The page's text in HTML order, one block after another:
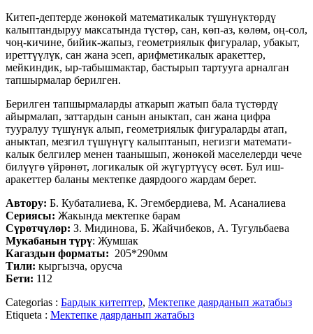
Китеп-дептерде жөнөкөй математикалык түшүнүктөрдү
калыптандыруу максатында түстөр, сан, көп-аз, көлөм, оң-сол,
чоң-кичине, бийик-жапыз, гео­метриялык фигуралар, убакыт,
иреттүүлүк, сан жана эсеп, арифметикалык ара­кеттер,
мейкиндик, ыр-табышмактар, бастырып тартууга арналган
тапшырма­лар берилген.
Берилген тапшырмаларды аткарып жатып бала түстөрдү
айырмалап, зат­тардын санын аныктап, сан жана цифра
тууралуу түшүнүк алып, геометриялык фигураларды атап,
аныктап, мезгил түшүнүгү калыптанып, негизги математи­
калык белгилер менен таанышып, жөнөкөй маселелерди чече
билүүгө үйрөнөт, логикалык ой жүгүртүүсү өсөт. Бул иш-
аракеттер баланы мектепке даярдоого жардам берет.
Автору: Б. Кубаталиева, К. Эгембердиева, М. Асаналиева
Сериясы: Жакында мектепке барам
Сүрөтчүлөр: З. Мидинова, Б. Жайчибеков, А. Тугульбаева
Мукабанын түрү: Жумшак
Кагаздын форматы: 205*290мм
Тили: кыргызча, орусча
Бети: 112
Categorias : Бардык китептер, Мектепке даярданып жатабыз
Etiqueta : Мектепке даярданып жатабыз